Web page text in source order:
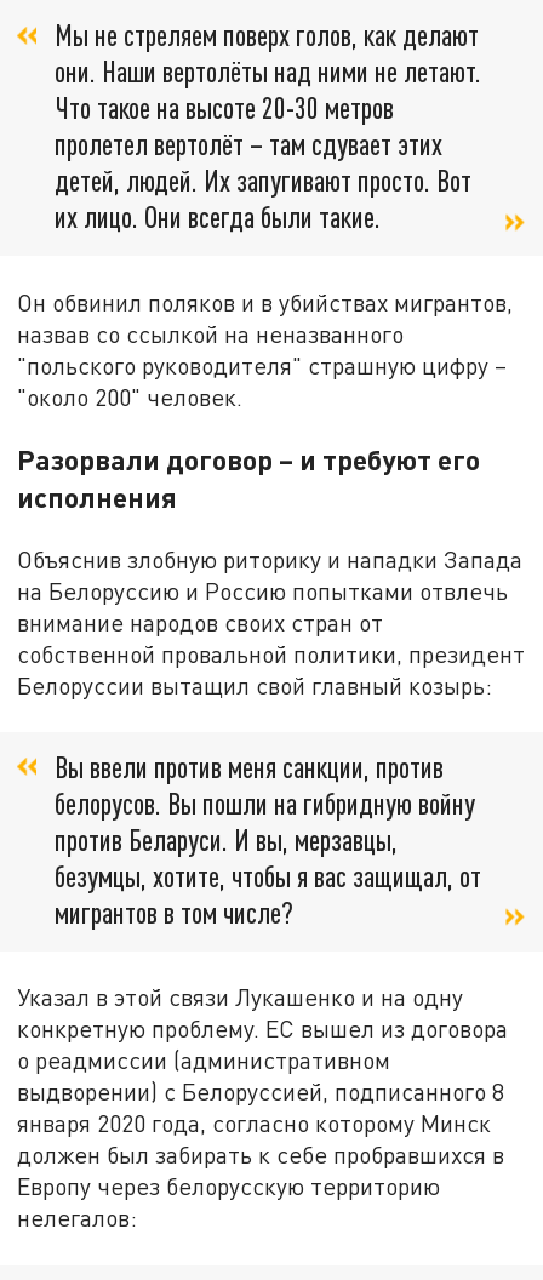
Мы не стреляем поверх голов, как делают
они. Наши вертолёты над ними не летают.
Что такое на высоте 20-30 метров
пролетел вертолёт – там сдувает этих
детей, людей. Их запугивают просто. Вот
их лицо. Они всегда были такие.
Он обвинил поляков и в убийствах мигрантов,
назвав со ссылкой на неназванного
"польского руководителя" страшную цифру –
"около 200" человек.
Разорвали договор – и требуют его
исполнения
Объяснив злобную риторику и нападки Запада
на Белоруссию и Россию попытками отвлечь
внимание народов своих стран от
собственной провальной политики, президент
Белоруссии вытащил свой главный козырь:
Вы ввели против меня санкции, против
белорусов. Вы пошли на гибридную войну
против Беларуси. И вы, мерзавцы,
безумцы, хотите, чтобы я вас защищал, от
мигрантов в том числе?
Указал в этой связи Лукашенко и на одну
конкретную проблему. ЕС вышел из договора
о реадмиссии (административном
выдворении) с Белоруссией, подписанного 8
января 2020 года, согласно которому Минск
должен был забирать к себе пробравшихся в
Европу через белорусскую территорию
нелегалов: